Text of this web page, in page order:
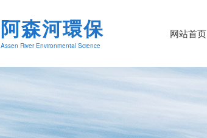
阿森河環保
Assen River Environmental Science
网站首页